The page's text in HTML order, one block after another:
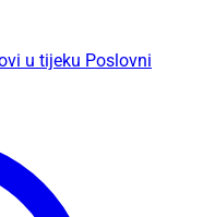
u tijeku Poslovni